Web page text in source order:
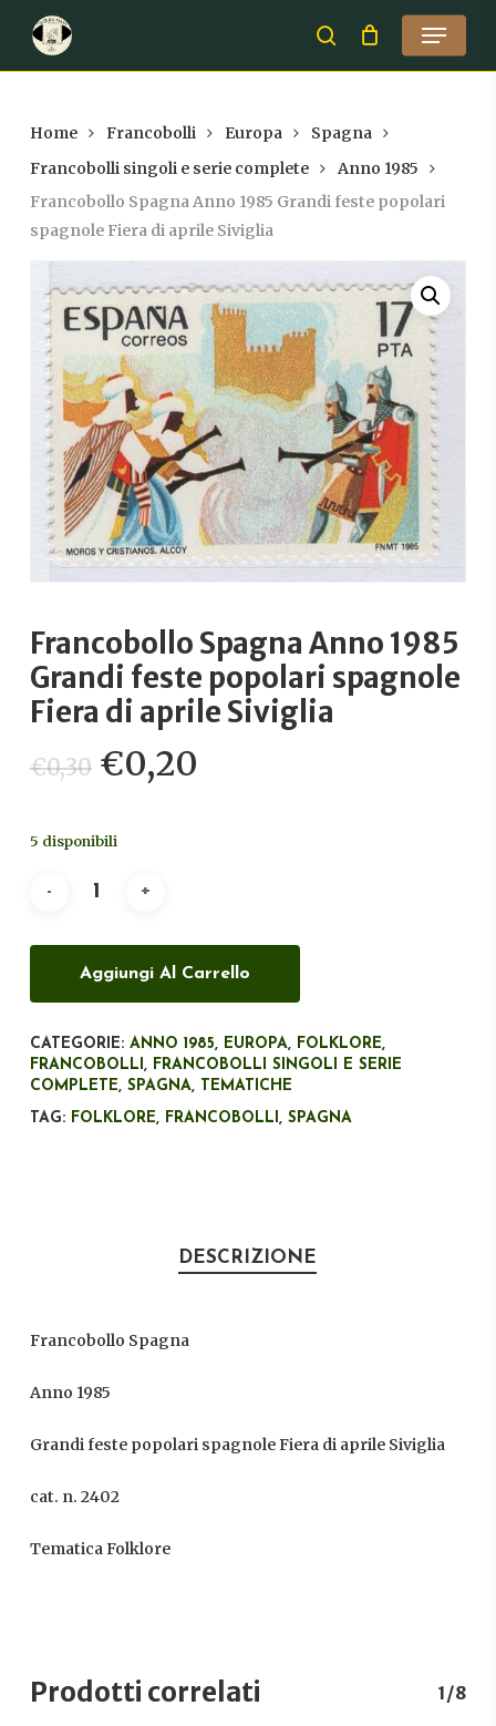
main
search
Menu
Home Francobolli Europa
Spagna
Francobolli singoli e serie complete
Anno 1985
Francobollo Spagna Anno 1985 Grandi feste popolari
spagnole Fiera di aprile Siviglia
Francobollo Spagna Anno 1985
Grandi feste popolari spagnole
Fiera di aprile Siviglia
€0,30 Il
prezzo
originale
€0,30.
€0,20
5 disponibili
Aggiungi Al Carrello
CATEGORIE: ANNO 1985, EUROPA, FOLKLORE,
FRANCOBOLLI , FRANCOBOLLI SINGOLI E SERIE
COMPLETE, SPAGNA, TEMATICHE
TAG: FOLKLORE, FRANCOBOLLI , SPAGNA
DESCRIZIONE
Francobollo Spagna
Anno 1985
Grandi feste popolari spagnole Fiera di aprile Siviglia
cat. n. 2402
Tematica Folklore
Prodotti correlati 1/8
Close